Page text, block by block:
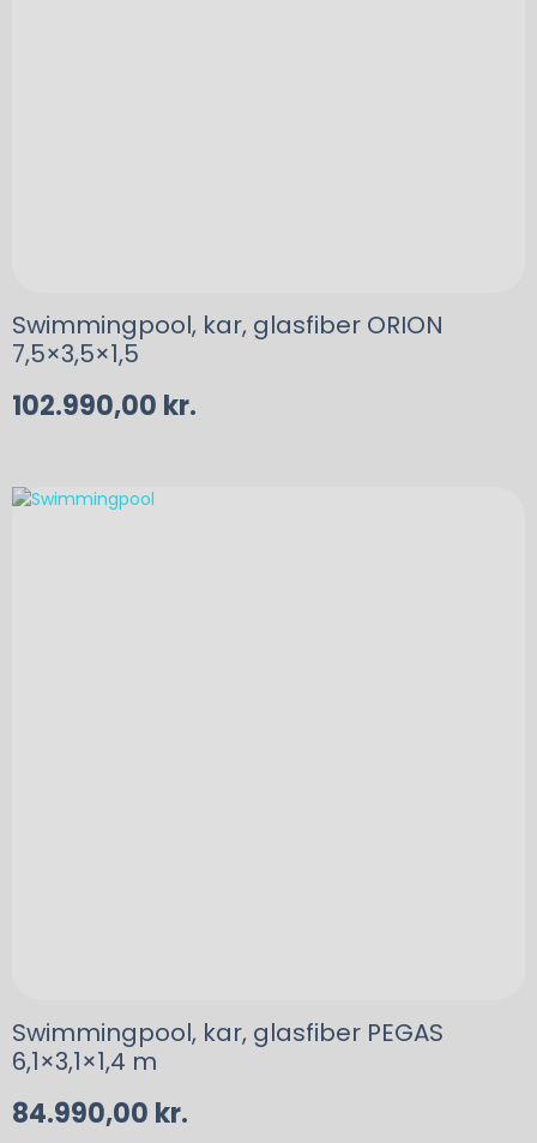
Swimmingpool, kar, glasfiber ORION
7,5×3,5×1,5
102.990,00 kr.
Swimmingpool, kar, glasfiber PEGAS
6,1×3,1×1,4 m
84.990,00 kr.